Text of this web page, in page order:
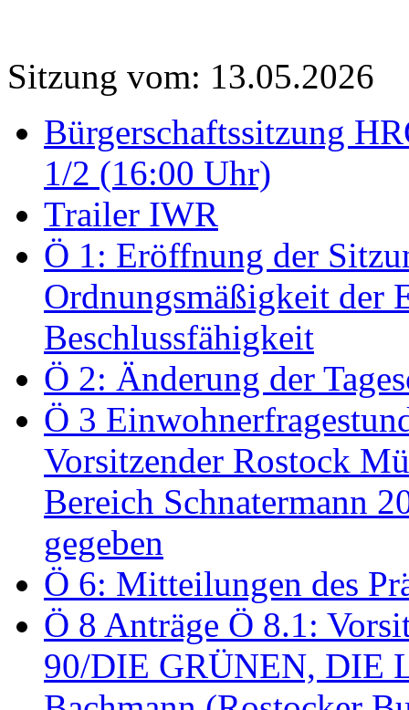
Sitzung vom: 13.05.2026
Bürgerschaftssitzung
1/2 (16:00 Uhr)
Trailer IWR
Ö 1: Eröffnung der
Ordnungsmäßigkeit der
Beschlussfähigkeit
Ö 2: Änderung der
Ö 3
Vorsitzender Rostock
Bereich Schnatermann
gegeben
Ö 6: Mitteilungen des
Ö 8 Anträge Ö 8.1:
90/DIE GRÜNEN, DIE